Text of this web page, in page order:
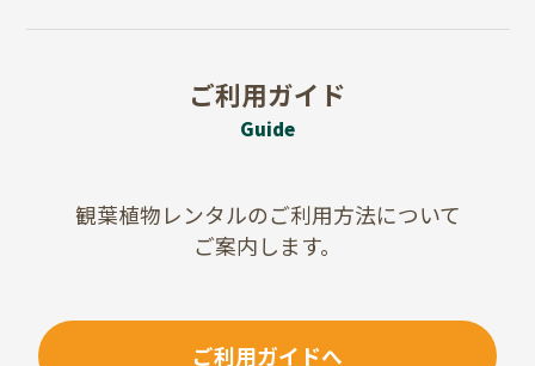
ご利用ガイド
Guide
観葉植物レンタルのご利用方法について
ご案内します。
ご利用ガイドへ